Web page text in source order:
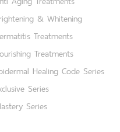
& Whitening
Treatments
Treatments
Healing Code Series
Series
Series